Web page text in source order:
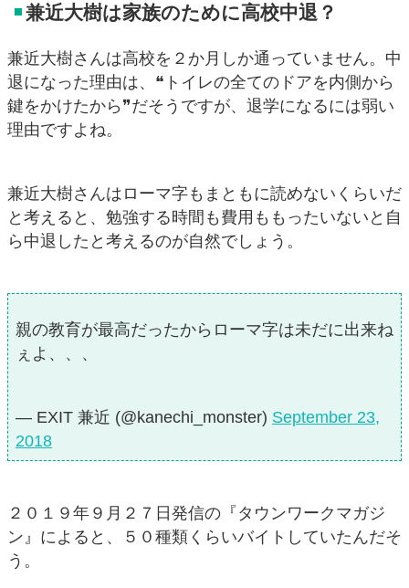
兼近大樹は家族のために高校中退？
兼近大樹さんは高校を２か月しか通っていません。中
退になった理由は、❝トイレの全てのドアを内側から
鍵をかけたから❞だそうですが、退学になるには弱い
理由ですよね。
兼近大樹さんはローマ字もまともに読めないくらいだ
と考えると、勉強する時間も費用ももったいないと自
ら中退したと考えるのが自然でしょう。
親の教育が最高だったからローマ字は未だに出来ね
ぇよ、、、
— EXIT 兼近 (@kanechi_monster) September 23,
2018
２０１９年９月２７日発信の『タウンワークマガジ
ン』によると、５０種類くらいバイトしていたんだそ
う。